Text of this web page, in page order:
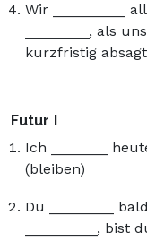
Wir _________
________, als
kurzfristig
Futur
Ich _______
(bleiben)
Du ________
_________, bist